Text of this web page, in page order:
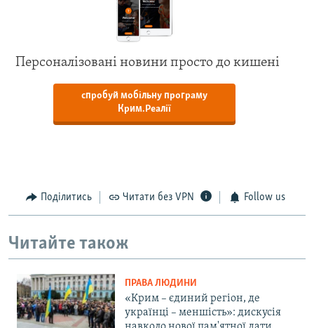
Персоналізовані новини просто до кишені
спробуй мобільну програму
Крим.Реалії
Поділитись Читати без VPN Follow us
Читайте також
ПРАВА ЛЮДИНИ
«Крим – єдиний регіон, де
українці – меншість»: дискусія